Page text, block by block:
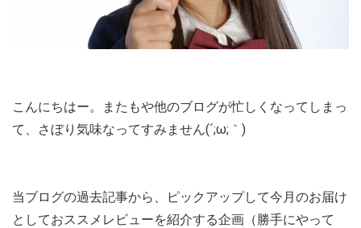
こんにちはー。またもや他のブログが忙しくなってしまっ
て、さぼり気味なってすみません(´;ω;｀)
当ブログの過去記事から、ピックアップして今月のお届け
としておススメレビューを紹介する企画（勝手にやって